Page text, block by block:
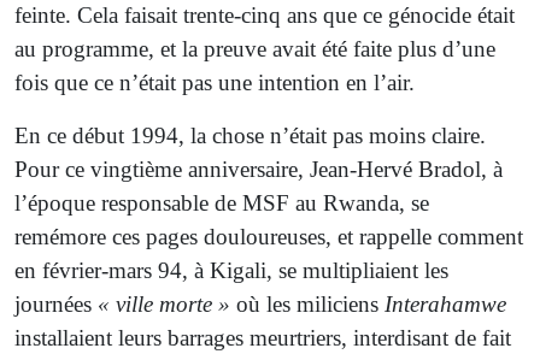
feinte. Cela faisait trente-cinq ans que ce génocide était
au programme, et la preuve avait été faite plus d’une
fois que ce n’était pas une intention en l’air.
En ce début 1994, la chose n’était pas moins claire.
Pour ce vingtième anniversaire, Jean-Hervé Bradol, à
l’époque responsable de MSF au Rwanda, se
remémore ces pages douloureuses, et rappelle comment
en février-mars 94, à Kigali, se multipliaient les
journées « ville morte » où les miliciens Interahamwe
installaient leurs barrages meurtriers, interdisant de fait